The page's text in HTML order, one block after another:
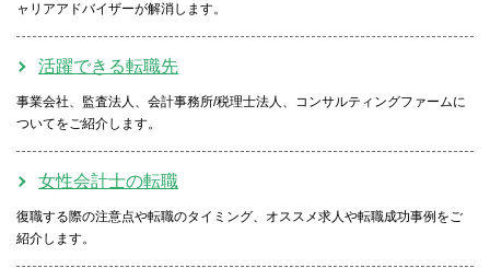
ャリアアドバイザーが解消します。
活躍できる転職先
事業会社、監査法人、会計事務所/税理士法人、コンサルティングファームに
ついてをご紹介します。
女性会計士の転職
復職する際の注意点や転職のタイミング、オススメ求人や転職成功事例をご
紹介します。